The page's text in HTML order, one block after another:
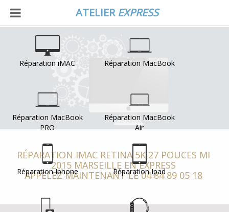
ATELIER EXPRESS
Réparation iMAC Réparation MacBook
Réparation MacBook
PRO
Réparation MacBook
Air
Réparation Iphone Réparation Ipad
RÉPARATION IMAC RETINA 5K 27 POUCES MI
2015 MARSEILLE EN EXPRESS
APPELEZ MAINTENANT LE 04 84 89 05 18